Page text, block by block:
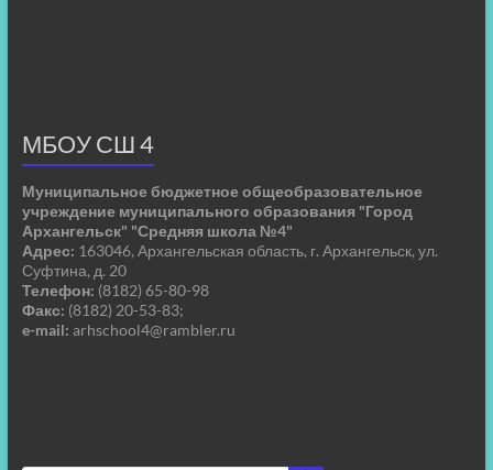
МБОУ СШ 4
Муниципальное бюджетное общеобразовательное
учреждение муниципального образования "Город
Архангельск" "Средняя школа №4"
Адрес: 163046, Архангельская область, г. Архангельск, ул.
Суфтина, д. 20
Телефон: (8182) 65-80-98
Факс: (8182) 20-53-83;
e-mail: arhschool4@rambler.ru